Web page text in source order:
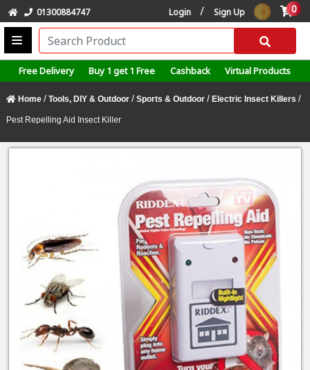
01300884747 Login / Sign Up 0
Free Delivery Buy 1 get 1 Free Cashback Virtual Products
Home / Tools, DIY & Outdoor / Sports & Outdoor / Electric Insect Killers /
Pest Repelling Aid Insect Killer